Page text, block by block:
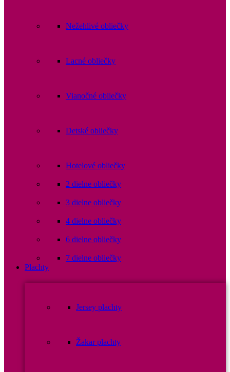
Nežehlivé obliečky
Lacné obliečky
Vianočné obliečky
Detské obliečky
Hotelové obliečky
2 dielne obliečky
3 dielne obliečky
4 dielne obliečky
6 dielne obliečky
7 dielne obliečky
Plachty
Jersey plachty
Žakar plachty